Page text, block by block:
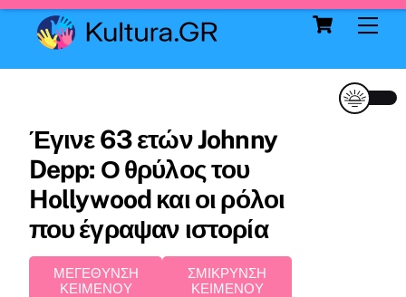
Skip
content
Cart
Έγινε 63 ετών Johnny
Depp: Ο θρύλος του
Hollywood και οι ρόλοι
που έγραψαν ιστορία
ΜΕΓΕΘΥΝΣΗ
ΚΕΙΜΕΝΟΥ
ΣΜΙΚΡΥΝΣΗ
ΚΕΙΜΕΝΟΥ